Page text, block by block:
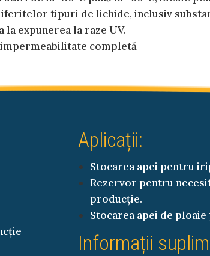
tipuri de lichide, inclusiv
expunerea la raze UV.
completă
Aplicații:
Stocarea apei pentru
Rezervor pentru
producție.
Stocarea apei de
Informații